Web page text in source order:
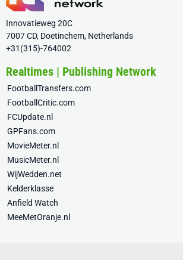
Innovatieweg 20C
7007 CD, Doetinchem, Netherlands
+31(315)-764002
Realtimes | Publishing Network
FootballTransfers.com
FootballCritic.com
FCUpdate.nl
GPFans.com
MovieMeter.nl
MusicMeter.nl
WijWedden.net
Kelderklasse
Anfield Watch
MeeMetOranje.nl